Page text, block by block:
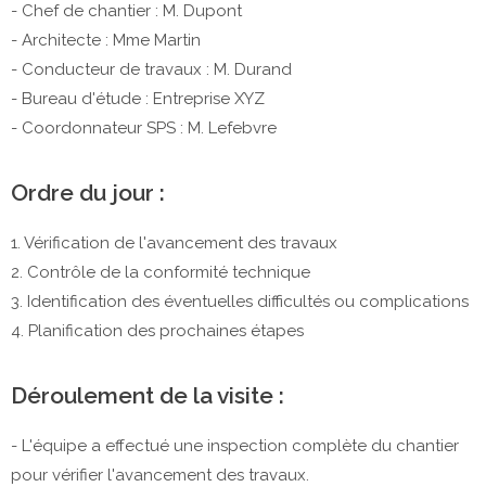
- Chef de chantier : M. Dupont
- Architecte : Mme Martin
- Conducteur de travaux : M. Durand
- Bureau d'étude : Entreprise XYZ
- Coordonnateur SPS : M. Lefebvre
Ordre du jour :
1. Vérification de l'avancement des travaux
2. Contrôle de la conformité technique
3. Identification des éventuelles difficultés ou complications
4. Planification des prochaines étapes
Déroulement de la visite :
- L'équipe a effectué une inspection complète du chantier
pour vérifier l'avancement des travaux.